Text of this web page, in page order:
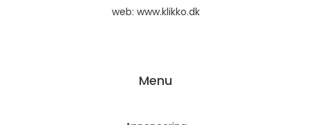
web: www.klikko.dk
Menu